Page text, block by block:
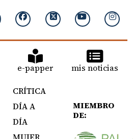
e-papper mis noticias
CRÍTICA
DÍA A
DÍA
MIEMBRO
DE: